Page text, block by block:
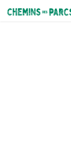
Chemins des Parcs